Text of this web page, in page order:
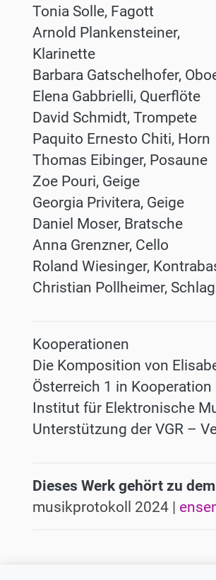
Tonia Solle, Fagott
Arnold Plankensteiner,
Klarinette
Barbara Gatschelhofer,
Elena Gabbrielli, Querflöte
David Schmidt, Trompete
Paquito Ernesto Chiti, Horn
Thomas Eibinger, Posaune
Zoe Pouri, Geige
Georgia Privitera, Geige
Daniel Moser, Bratsche
Anna Grenzner, Cello
Roland Wiesinger,
Christian Pollheimer,
Kooperationen
Die Komposition von
Österreich 1 in
Institut für Elektronische
Unterstützung der VGR –
Dieses Werk gehört zu
musikprotokoll 2024 |